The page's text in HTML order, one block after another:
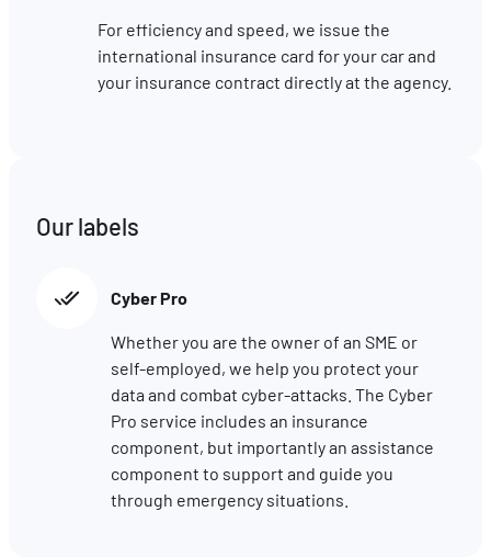
For efficiency and speed, we issue the
international insurance card for your car and
your insurance contract directly at the agency.
Our labels
Cyber Pro
Whether you are the owner of an SME or
self-employed, we help you protect your
data and combat cyber-attacks. The Cyber
Pro service includes an insurance
component, but importantly an assistance
component to support and guide you
through emergency situations.